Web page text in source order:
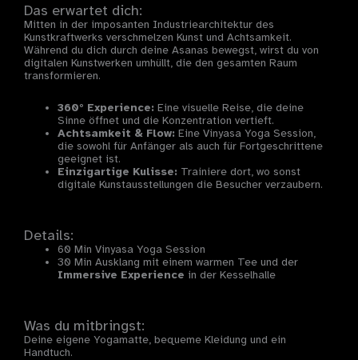
Das erwartet dich:
Mitten in der imposanten Industriearchitektur des
Kunstkraftwerks verschmelzen Kunst und Achtsamkeit.
Während du dich durch deine Asanas bewegst, wirst du von
digitalen Kunstwerken umhüllt, die den gesamten Raum
transformieren.
360° Experience: Eine visuelle Reise, die deine
Sinne öffnet und die Konzentration vertieft.
Achtsamkeit & Flow: Eine Vinyasa Yoga Session,
die sowohl für Anfänger als auch für Fortgeschrittene
geeignet ist.
Einzigartige Kulisse: Trainiere dort, wo sonst
digitale Kunstausstellungen die Besucher verzaubern.
Details:
60 Min Vinyasa Yoga Session
30 Min Ausklang mit einem warmen Tee und der
Immersive Experience in der Kesselhalle
Was du mitbringst:
Deine eigene Yogamatte, bequeme Kleidung und ein
Handtuch.